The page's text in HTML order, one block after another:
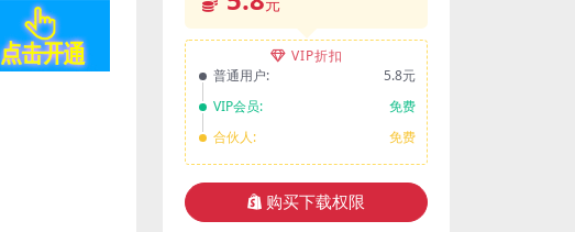
VIP折扣
普通用户:
5.8元
VIP会员:
免费
合伙人:
免费
购买下载权限